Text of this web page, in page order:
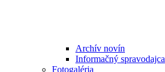
Archív novín
Informačný spravodajca
Fotogaléria